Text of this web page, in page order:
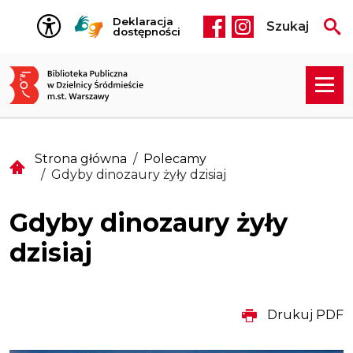
Przejdź do treści
Deklaracja
dostępności
Social media
Szukaj
Strona główna
Polecamy
Gdyby dinozaury żyły dzisiaj
Gdyby dinozaury żyły
dzisiaj
Drukuj PDF